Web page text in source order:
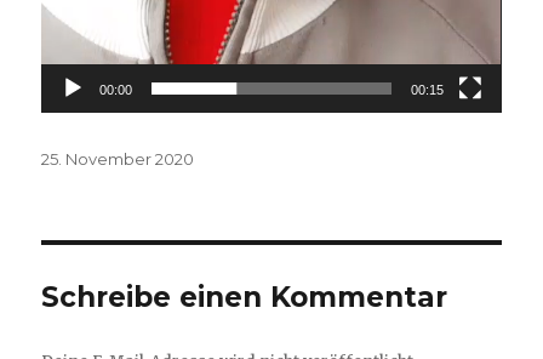
00:00 00:15
Veröffentlicht
25. November 2020
Schreibe einen Kommentar